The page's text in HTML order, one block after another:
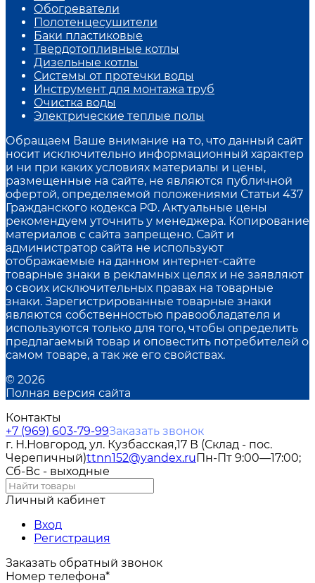
Обогреватели
Полотенцесушители
Баки пластиковые
Твердотопливные котлы
Дизельные котлы
Системы от протечки воды
Инструмент для монтажа труб
Очистка воды
Электрические теплые полы
Обращаем Ваше внимание на то, что данный сайт
носит исключительно информационный характер
и ни при каких условиях материалы и цены,
размещенные на сайте, не являются публичной
офертой, определяемой положениями Статьи 437
Гражданского кодекса РФ. Актуальные цены
рекомендуем уточнить у менеджера. Копирование
материалов с сайта запрещено. Сайт и
администратор сайта не используют
отображаемые на данном интернет-сайте
товарные знаки в рекламных целях и не заявляют
о своих исключительных правах на товарные
знаки. Зарегистрированные товарные знаки
являются собственностью правообладателя и
используются только для того, чтобы определить
предлагаемый товар и оповестить потребителей о
самом товаре, а так же его свойствах.
© 2026
Полная версия сайта
Контакты
+7 (969) 603-79-99Заказать звонок
г. Н.Новгород, ул. Кузбасская,17 В (Склад - пос.
Черепичный)ttnn152@yandex.ruПн-Пт 9:00—17:00;
Сб-Вс - выходные
Личный кабинет
Вход
Регистрация
Заказать обратный звонок
Номер телефона*